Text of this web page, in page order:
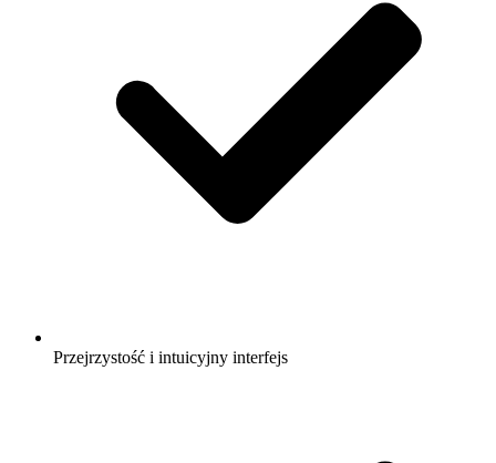
Przejrzystość i intuicyjny interfejs